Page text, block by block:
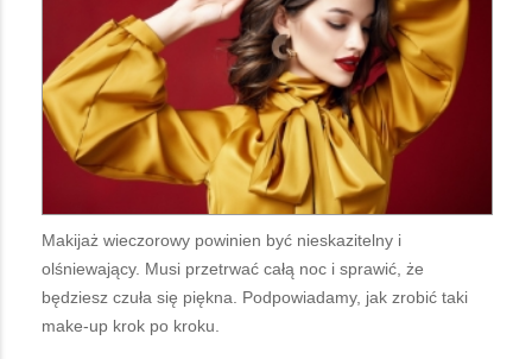
Makijaż wieczorowy powinien być nieskazitelny i
olśniewający. Musi przetrwać całą noc i sprawić, że
będziesz czuła się piękna. Podpowiadamy, jak zrobić taki
make-up krok po kroku.